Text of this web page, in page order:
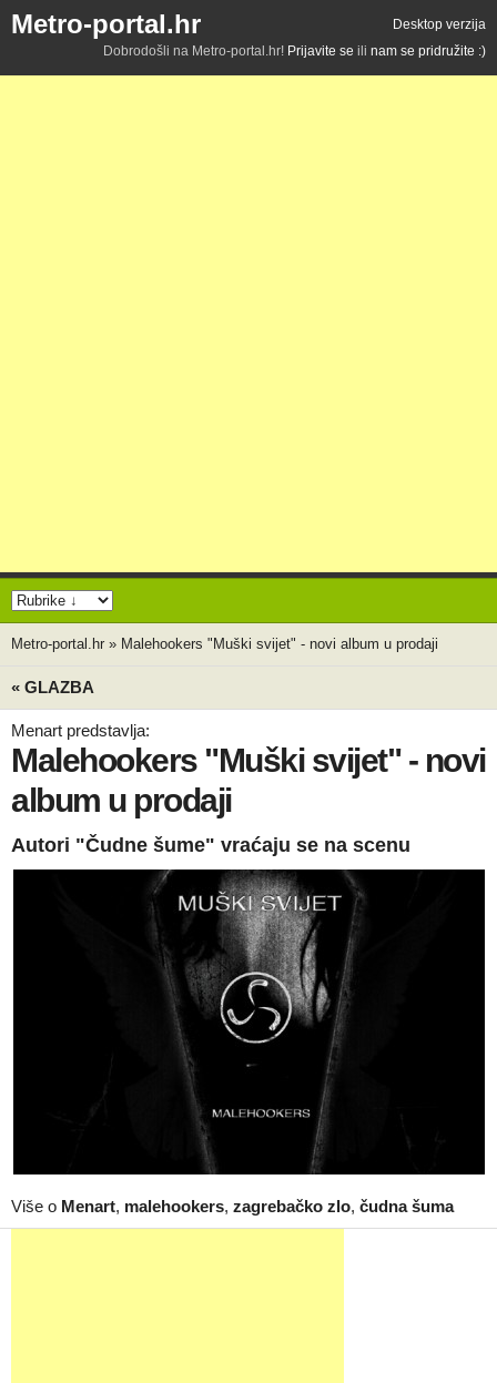
Metro-portal.hr
Desktop verzija
Dobrodošli na Metro-portal.hr! Prijavite se ili nam se pridružite :)
Metro-portal.hr » Malehookers "Muški svijet" - novi album u prodaji
« GLAZBA
Menart predstavlja:
Malehookers "Muški svijet" - novi
album u prodaji
Autori "Čudne šume" vraćaju se na scenu
Više o Menart, malehookers, zagrebačko zlo, čudna šuma